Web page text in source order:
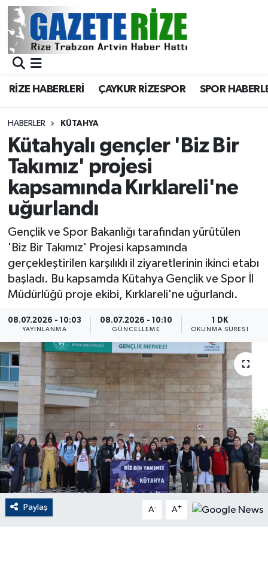
RİZE HABERLERİ ÇAYKUR RİZESPOR SPOR
HABERLER KÜTAHYA
Kütahyalı gençler 'Biz Bir
Takımız' projesi
kapsamında Kırklareli'ne
uğurlandı
Gençlik ve Spor Bakanlığı tarafından yürütülen
'Biz Bir Takımız' Projesi kapsamında
gerçekleştirilen karşılıklı il ziyaretlerinin ikinci etabı
başladı. Bu kapsamda Kütahya Gençlik ve Spor İl
Müdürlüğü proje ekibi, Kırklareli'ne uğurlandı.
08.07.2026 - 10:03
YAYINLANMA
08.07.2026 - 10:10
GÜNCELLEME
1 DK
OKUNMA SÜRESI
Paylaş A- A+
BÖLGEMİZ
Asayiş
Rize Jandarma Komutanlığı
Bilim Teknoloji
Bölge
Advertising news
Canlı Maç
ÇEVRE
Dış Haberler
Dünya
EĞİTİM
EKONOMİ
English News
Finans
Flaş Haber
Merkez Nöbetçi Eczaneler
Merkez Trafik Yoğunluk Haritası
Süper Lig Puan Durumu ve Fikstür
Tüm Manşetler
Son Dakika Haberleri
Haber Arşivi